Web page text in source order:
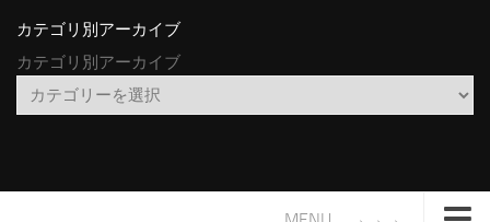
カテゴリ別アーカイブ
カテゴリ別アーカイブ